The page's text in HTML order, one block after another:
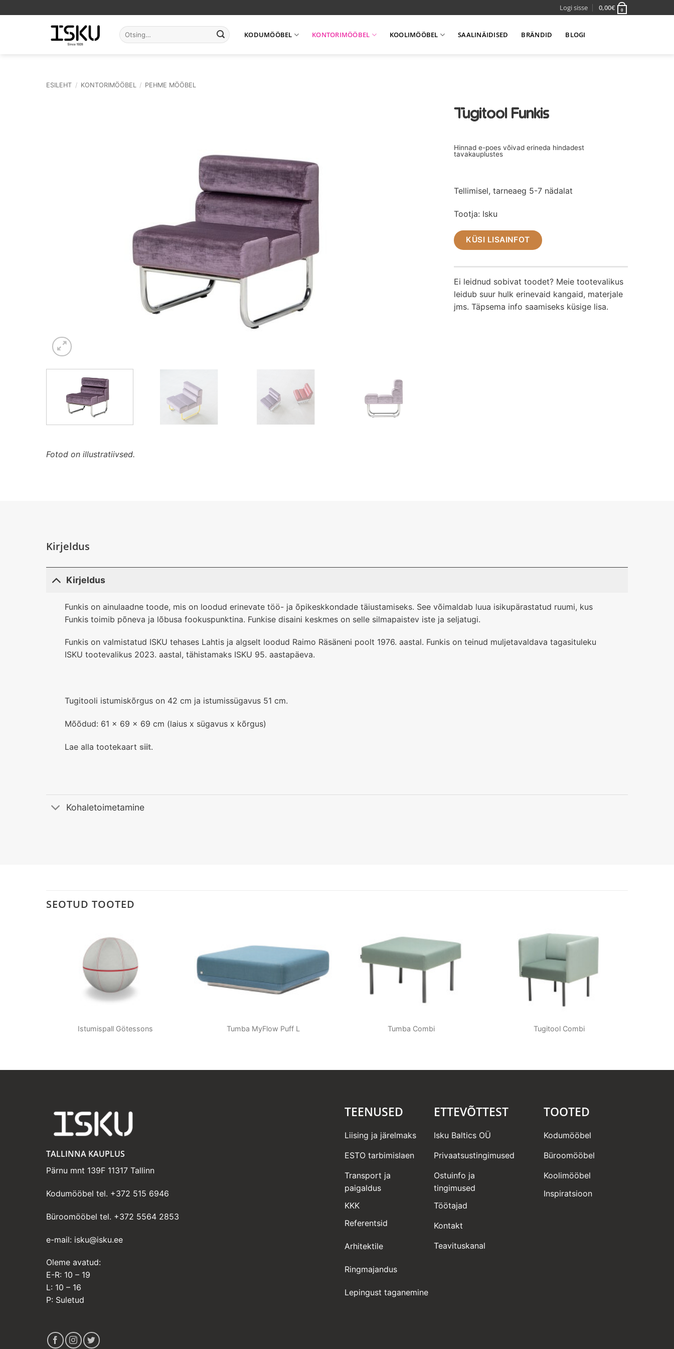
to
Logi sisse 0,00€ 0
Otsi: KODUMÖÖBEL KONTORIMÖÖBEL KOOLIMÖÖBEL SAALINÄIDISED BRÄNDID BLOGI
ESILEHT / KONTORIMÖÖBEL / PEHME MÖÖBEL
Fotod on illustratiivsed.
Tugitool Funkis
Hinnad e-poes võivad erineda hindadest
tavakauplustes
Tellimisel, tarneaeg 5-7 nädalat
Tootja: Isku
KÜSI LISAINFOT
Ei leidnud sobivat toodet? Meie tootevalikus
leidub suur hulk erinevaid kangaid, materjale
jms. Täpsema info saamiseks küsige lisa.
Kirjeldus
Kirjeldus
Funkis on ainulaadne toode, mis on loodud erinevate töö- ja õpikeskkondade täiustamiseks. See võimaldab luua isikupärastatud ruumi, kus
Funkis toimib põneva ja lõbusa fookuspunktina. Funkise disaini keskmes on selle silmapaistev iste ja seljatugi.
Funkis on valmistatud ISKU tehases Lahtis ja algselt loodud Raimo Räsäneni poolt 1976. aastal. Funkis on teinud muljetavaldava tagasituleku
ISKU tootevalikus 2023. aastal, tähistamaks ISKU 95. aastapäeva.
Tugitooli istumiskõrgus on 42 cm ja istumissügavus 51 cm.
Mõõdud: 61 x 69 x 69 cm (laius x sügavus x kõrgus)
Lae alla tootekaart siit.
Kohaletoimetamine
SEOTUD TOOTED
Istumispall Götessons Tumba MyFlow Puff L Tumba Combi Tugitool Combi
TALLINNA KAUPLUS
Pärnu mnt 139F 11317 Tallinn
Kodumööbel tel. +372 515 6946
Büroomööbel tel. +372 5564 2853
e-mail: isku@isku.ee
Oleme avatud:
E-R: 10 – 19
L: 10 – 16
P: Suletud
TEENUSED
Liising ja järelmaks
ESTO tarbimislaen
Transport ja
paigaldus
KKK
Referentsid
Arhitektile
Ringmajandus
Lepingust taganemine
ETTEVÕTTEST
Isku Baltics OÜ
Privaatsustingimused
Ostuinfo ja
tingimused
Töötajad
Kontakt
Teavituskanal
TOOTED
Kodumööbel
Büroomööbel
Koolimööbel
Inspiratsioon